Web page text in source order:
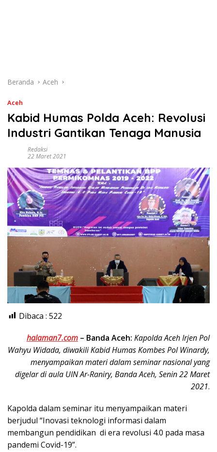
Beranda Aceh
Aceh
Kabid Humas Polda Aceh: Revolusi
Industri Gantikan Tenaga Manusia
Redaksi
22 Maret 2021
Dibaca : 522
halaman7.com – Banda Aceh: Kapolda Aceh Irjen Pol
Wahyu Widada, diwakili Kabid Humas Kombes Pol Winardy,
menyampaikan materi dalam seminar nasional yang
digelar di aula UIN Ar-Raniry, Banda Aceh, Senin 22 Maret
2021.
Kapolda dalam seminar itu menyampaikan materi
berjudul “Inovasi teknologi informasi dalam
membangun pendidikan di era revolusi 4.0 pada masa
pandemi Covid-19”.